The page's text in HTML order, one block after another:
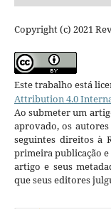
Copyright (c) 2021
Este trabalho está
Attribution 4.0
Ao submeter um
aprovado, os
seguintes direitos à
primeira publicação e
artigo e seus
que seus editores